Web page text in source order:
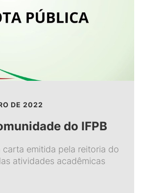
DE 2022
do IFPB
carta emitida pela reitoria do
atividades acadêmicas